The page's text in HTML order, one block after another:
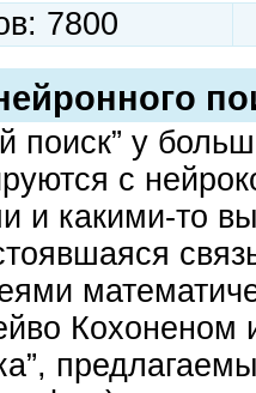
7800
поиск” у
с
и какими-то
Кохоненом